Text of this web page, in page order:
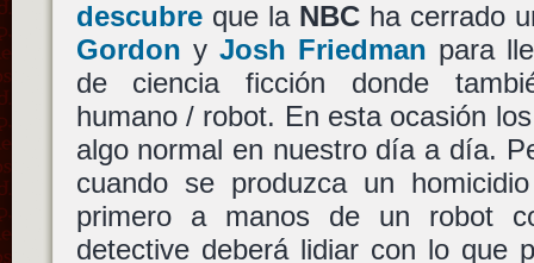
descubreque la NBCha cerrado
Gordon y Josh Friedman para
de ciencia ficción donde
humano / robot. En esta ocasión
algo normal en nuestro día a día.
cuando se produzca un
primero a manos de un robot
detective deberá lidiar con lo que